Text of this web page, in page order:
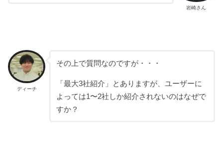
岩崎さん
ディーチ
その上で質問なのですが・・・
「最大3社紹介」とありますが、ユーザーに
よっては1〜2社しか紹介されないのはなぜで
すか？